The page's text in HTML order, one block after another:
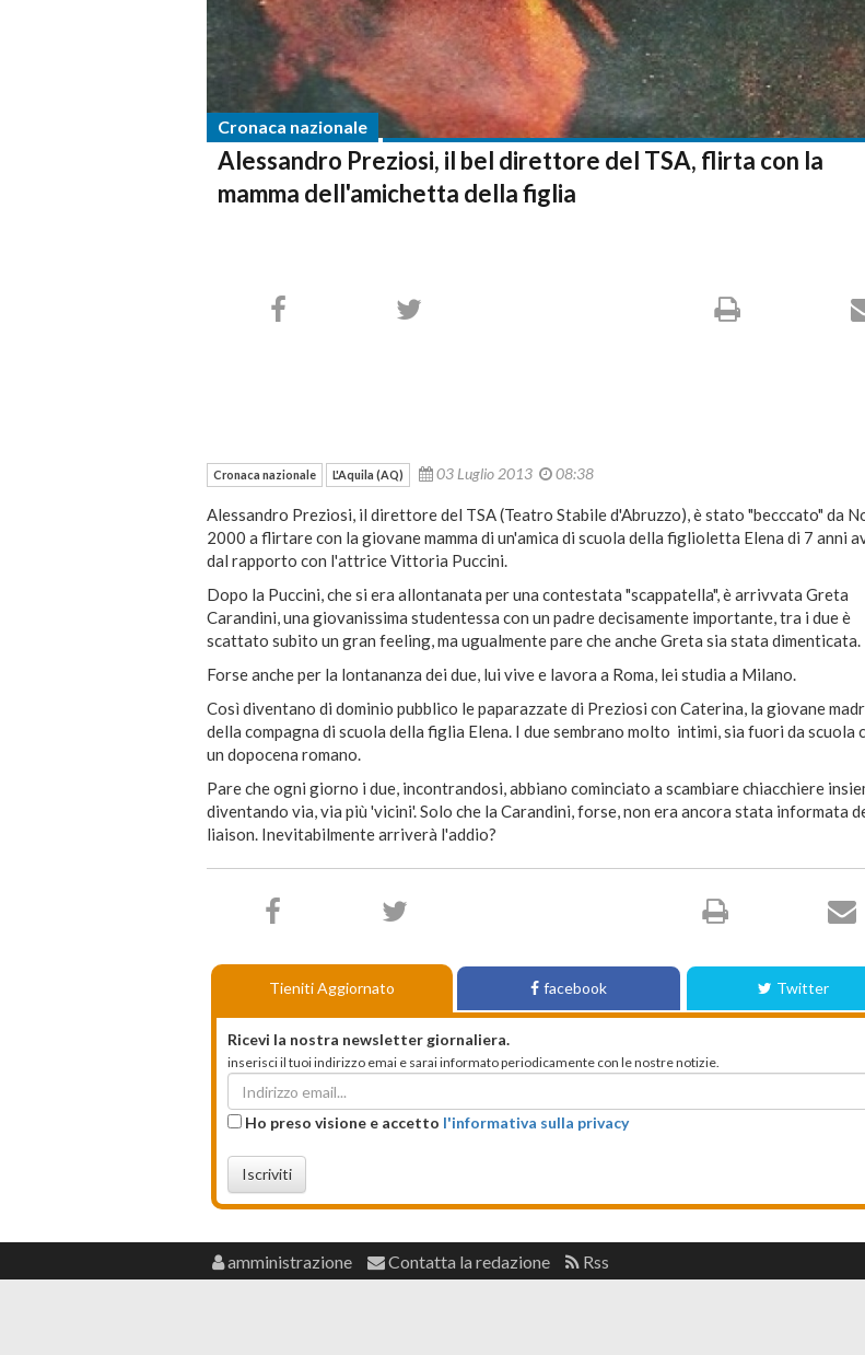
Cronaca nazionale
Alessandro Preziosi, il bel direttore del TSA, flirta con la
mamma dell'amichetta della figlia
Cronaca nazionale L'Aquila (AQ) 03 Luglio 2013 08:38
Alessandro Preziosi, il direttore del TSA (Teatro Stabile d'Abruzzo), è stato "becccato" da
2000 a flirtare con la giovane mamma di un'amica di scuola della figlioletta Elena di 7 anni
dal rapporto con l'attrice Vittoria Puccini.
Dopo la Puccini, che si era allontanata per una contestata "scappatella", è arrivvata Greta
Carandini, una giovanissima studentessa con un padre decisamente importante, tra i due è
scattato subito un gran feeling, ma ugualmente pare che anche Greta sia stata dimenticata.
Forse anche per la lontananza dei due, lui vive e lavora a Roma, lei studia a Milano.
Così diventano di dominio pubblico le paparazzate di Preziosi con Caterina, la giovane
della compagna di scuola della figlia Elena. I due sembrano molto intimi, sia fuori da scuola
un dopocena romano.
Pare che ogni giorno i due, incontrandosi, abbiano cominciato a scambiare chiacchiere
diventando via, via più 'vicini'. Solo che la Carandini, forse, non era ancora stata informata
liaison. Inevitabilmente arriverà l'addio?
Tieniti Aggiornato facebook Twitter
Ricevi la nostra newsletter giornaliera.
inserisci il tuoi indirizzo emai e sarai informato periodicamente con le nostre notizie.
Ho preso visione e accetto l'informativa sulla privacy
Iscriviti
amministrazione Contatta la redazione Rss